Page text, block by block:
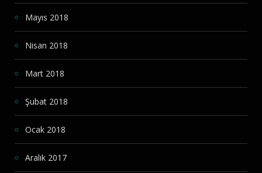
Mayıs 2018
Nisan 2018
Mart 2018
Şubat 2018
Ocak 2018
Aralık 2017